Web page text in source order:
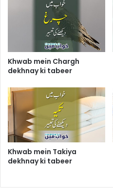
Khwab mein Chargh
dekhnay ki tabeer
Khwab mein Takiya
dekhnay ki tabeer